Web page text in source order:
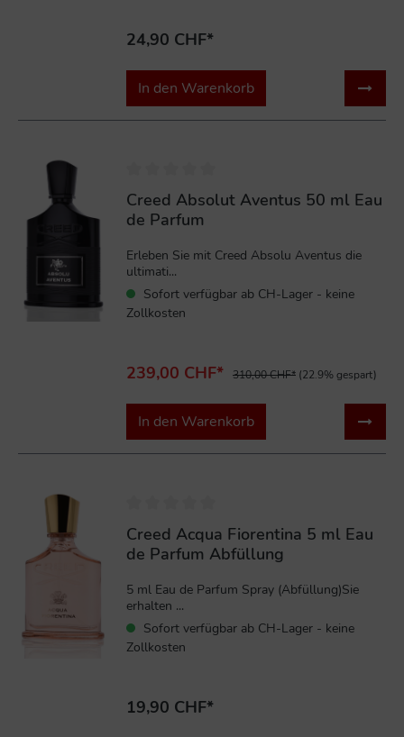
24,90 CHF*
In den Warenkorb
Creed Absolut Aventus 50 ml Eau
de Parfum
Erleben Sie mit Creed Absolu Aventus die
ultimati...
Sofort verfügbar ab CH-Lager - keine
Zollkosten
239,00 CHF* 310,00 CHF* (22.9% gespart)
In den Warenkorb
Creed Acqua Fiorentina 5 ml Eau
de Parfum Abfüllung
5 ml Eau de Parfum Spray (Abfüllung)Sie
erhalten ...
Sofort verfügbar ab CH-Lager - keine
Zollkosten
19,90 CHF*